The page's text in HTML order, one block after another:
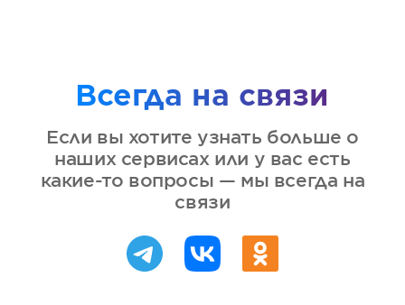
Всегда на связи
Если вы хотите узнать больше о
наших сервисах или у вас есть
какие-то вопросы — мы всегда на
связи